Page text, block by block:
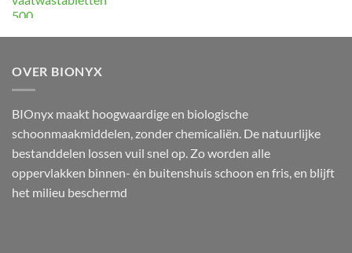
OVER BIONYX
BIOnyx maakt hoogwaardige en biologische
schoonmaakmiddelen, zonder chemicaliën. De natuurlijke
bestanddelen lossen vuil snel op. Zo worden alle
oppervlakken binnen- én buitenshuis schoon en fris, en blijft
het milieu beschermd